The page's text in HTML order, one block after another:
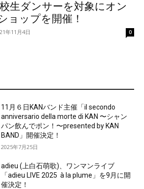
生ダンサーを対象にオン
ョップを開催！
年11月4日 0
11月６日KANバンド主催「il secondo
anniversario della morte di KAN 〜シャン
パン飲んでポン！〜presented by KAN
BAND」開催決定！
2025年7月25日
adieu (上白石萌歌)、ワンマンライブ
「adieu LIVE 2025 à la plume」を9月に開
催決定！